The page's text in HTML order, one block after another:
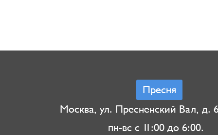
Пресня
Москва, ул. Пресненский Вал, д.
пн-вс с 11:00 до 6:00.